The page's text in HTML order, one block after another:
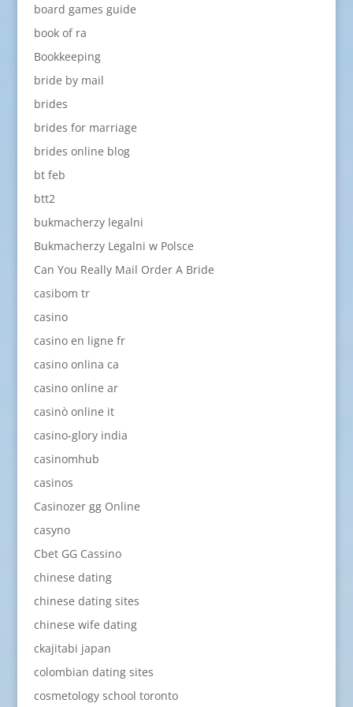
board games guide
book of ra
Bookkeeping
bride by mail
brides
brides for marriage
brides online blog
bt feb
btt2
bukmacherzy legalni
Bukmacherzy Legalni w Polsce
Can You Really Mail Order A Bride
casibom tr
casino
casino en ligne fr
casino onlina ca
casino online ar
casinò online it
casino-glory india
casinomhub
casinos
Casinozer gg Online
casyno
Cbet GG Cassino
chinese dating
chinese dating sites
chinese wife dating
ckajitabi japan
colombian dating sites
cosmetology school toronto